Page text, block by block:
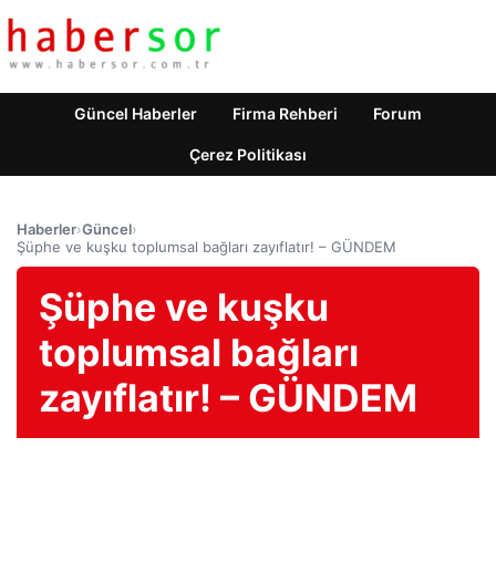
Güncel Haberler Firma Rehberi Forum
Çerez Politikası
Haberler›Güncel›
Şüphe ve kuşku toplumsal bağları zayıflatır! – GÜNDEM
Şüphe ve kuşku
toplumsal bağları
zayıflatır! – GÜNDEM